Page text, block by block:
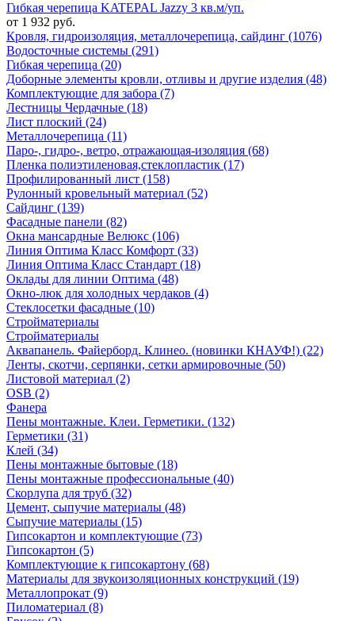
Гибкая черепица KATEPAL Jazzy 3 кв.м/уп.
от 1 932 руб.
Кровля, гидроизоляция, металлочерепица, сайдинг (1076)
Водосточные системы (291)
Гибкая черепица (20)
Доборные элементы кровли, отливы и другие изделия (48)
Комплектующие для забора (7)
Лестницы Чердачные (18)
Лист плоский (24)
Металлочерепица (11)
Паро-, гидро-, ветро, отражающая-изоляция (68)
Пленка полиэтиленовая,стеклопластик (17)
Профилированный лист (158)
Рулонный кровельный материал (52)
Сайдинг (139)
Фасадные панели (82)
Окна мансардные Велюкс (106)
Линия Оптима Класс Комфорт (33)
Линия Оптима Класс Стандарт (18)
Оклады для линии Оптима (48)
Окно-люк для холодных чердаков (4)
Стеклосетки фасадные (10)
Стройматериалы
Стройматериалы
Аквапанель. Файерборд. Клинео. (новинки КНАУФ!) (22)
Ленты, скотчи, серпянки, сетки армировочные (50)
Листовой материал (2)
OSB (2)
Фанера
Пены монтажные. Клеи. Герметики. (132)
Герметики (31)
Клей (34)
Пены монтажные бытовые (18)
Пены монтажные профессиональные (40)
Скорлупа для труб (32)
Цемент, сыпучие материалы (48)
Сыпучие материалы (15)
Гипсокартон и комплектующие (73)
Гипсокартон (5)
Комплектующие к гипсокартону (68)
Материалы для звукоизоляционных конструкций (19)
Металлопрокат (9)
Пиломатериал (8)